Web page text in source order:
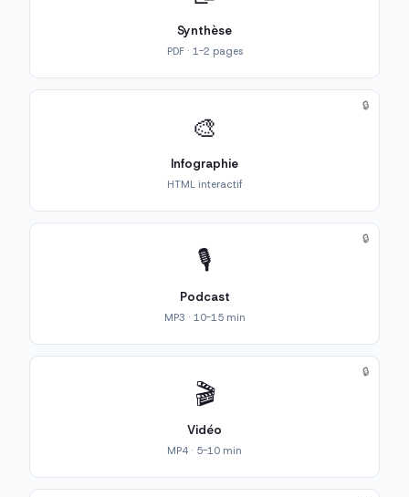
Synthèse
PDF · 1-2 pages
🎨
Infographie
HTML interactif
🔒
🎙️
Podcast
MP3 · 10-15 min
🔒
🎬
Vidéo
MP4 · 5-10 min
🔒